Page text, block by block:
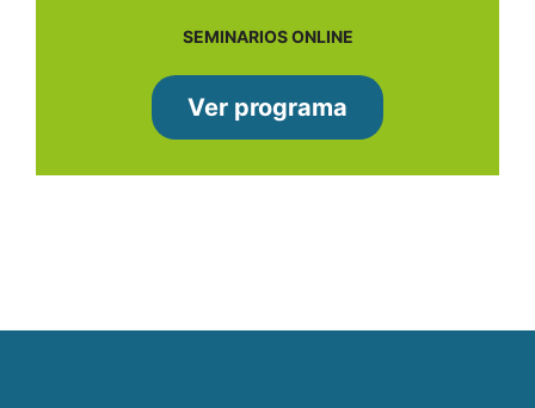
SEMINARIOS ONLINE
Ver programa